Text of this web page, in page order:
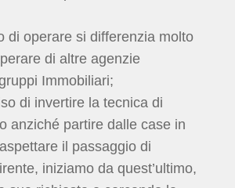
di operare si differenzia molto
di altre agenzie
Immobiliari;
di invertire la tecnica di
anziché partire dalle case in
il passaggio di
iniziamo da quest’ultimo,